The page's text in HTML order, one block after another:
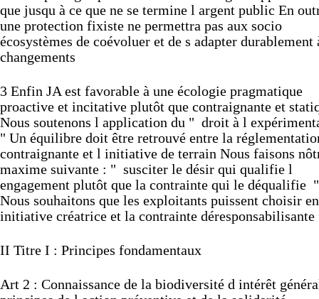
que jusqu à ce que ne se termine l argent public En
une protection fixiste ne permettra pas aux socio
écosystèmes de coévoluer et de s adapter durablement
changements
3 Enfin JA est favorable à une écologie pragmatique
proactive et incitative plutôt que contraignante et
Nous soutenons l application du " droit à l
" Un équilibre doit être retrouvé entre la
contraignante et l initiative de terrain Nous faisons
maxime suivante : " susciter le désir qui qualifie l
engagement plutôt que la contrainte qui le déqualifie "
Nous souhaitons que les exploitants puissent choisir
initiative créatrice et la contrainte déresponsabilisante
II Titre I : Principes fondamentaux
Art 2 : Connaissance de la biodiversité d intérêt